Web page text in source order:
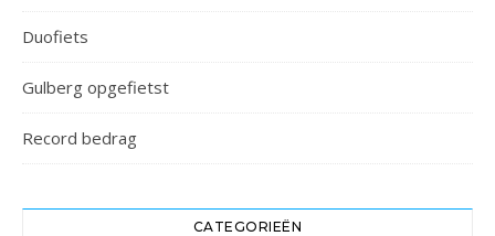
Duofiets
Gulberg opgefietst
Record bedrag
CATEGORIEËN